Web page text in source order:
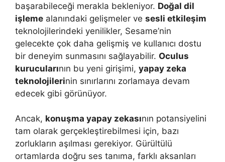
başarabileceği merakla bekleniyor. Doğal dil
işleme alanındaki gelişmeler ve sesli etkileşim
teknolojilerindeki yenilikler, Sesame’nin
gelecekte çok daha gelişmiş ve kullanıcı dostu
bir deneyim sunmasını sağlayabilir. Oculus
kurucularının bu yeni girişimi, yapay zeka
teknolojilerinin sınırlarını zorlamaya devam
edecek gibi görünüyor.
Ancak, konuşma yapay zekasının potansiyelini
tam olarak gerçekleştirebilmesi için, bazı
zorlukların aşılması gerekiyor. Gürültülü
ortamlarda doğru ses tanıma, farklı aksanları